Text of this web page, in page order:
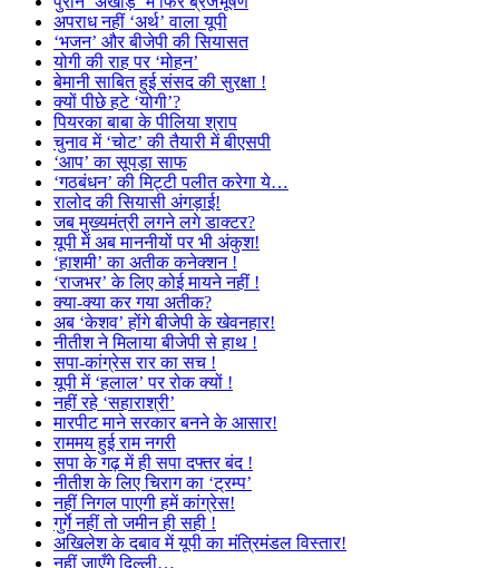
अपराध नहीं ‘अर्थ’ वाला यूपी
‘भजन’ और बीजेपी की सियासत
योगी की राह पर ‘मोहन’
बेमानी साबित हुई संसद की सुरक्षा !
क्यों पीछे हटे ‘योगी’?
पियरका बाबा के पीलिया श्राप
चुनाव में ‘चोट’ की तैयारी में बीएसपी
‘आप’ का सूपड़ा साफ
‘गठबंधन’ की मिट्टी पलीत करेगा ये…
रालोद की सियासी अंगड़ाई!
जब मुख्यमंत्री लगने लगे डाक्टर?
यूपी में अब माननीयों पर भी अंकुश!
‘हाशमी’ का अतीक कनेक्शन !
‘राजभर’ के लिए कोई मायने नहीं !
क्या-क्या कर गया अतीक?
अब ‘केशव’ होंगे बीजेपी के खेवनहार!
नीतीश ने मिलाया बीजेपी से हाथ !
सपा-कांग्रेस रार का सच !
यूपी में ‘हलाल’ पर रोक क्यों !
नहीं रहे ‘सहाराश्री’
मारपीट माने सरकार बनने के आसार!
राममय हुई राम नगरी
सपा के गढ़ में ही सपा दफ्तर बंद !
नीतीश के लिए चिराग का ‘ट्रम्प’
नहीं निगल पाएगी हमें कांग्रेस!
गुर्गे नहीं तो जमीन ही सही !
अखिलेश के दबाव में यूपी का मंत्रिमंडल विस्तार!
नहीं जाएँगे दिल्ली…